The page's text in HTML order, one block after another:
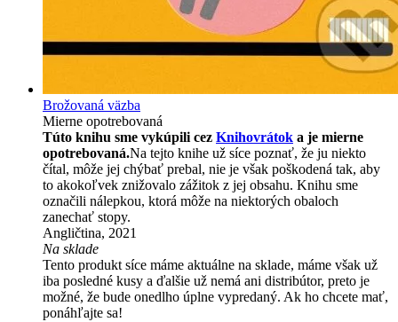
Brožovaná väzba
Mierne opotrebovaná
Túto knihu sme vykúpili cez Knihovrátok a je mierne
opotrebovaná.Na tejto knihe už síce poznať, že ju niekto
čítal, môže jej chýbať prebal, nie je však poškodená tak, aby
to akokoľvek znižovalo zážitok z jej obsahu. Knihu sme
označili nálepkou, ktorá môže na niektorých obaloch
zanechať stopy.
Angličtina, 2021
Na sklade
Tento produkt síce máme aktuálne na sklade, máme však už
iba posledné kusy a ďalšie už nemá ani distribútor, preto je
možné, že bude onedlho úplne vypredaný. Ak ho chcete mať,
ponáhľajte sa!